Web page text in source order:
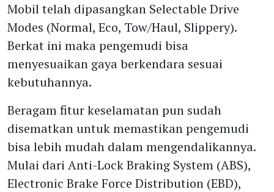
Mobil telah dipasangkan Selectable Drive
Modes (Normal, Eco, Tow/Haul, Slippery).
Berkat ini maka pengemudi bisa
menyesuaikan gaya berkendara sesuai
kebutuhannya.
Beragam fitur keselamatan pun sudah
disematkan untuk memastikan pengemudi
bisa lebih mudah dalam mengendalikannya.
Mulai dari Anti-Lock Braking System (ABS),
Electronic Brake Force Distribution (EBD),